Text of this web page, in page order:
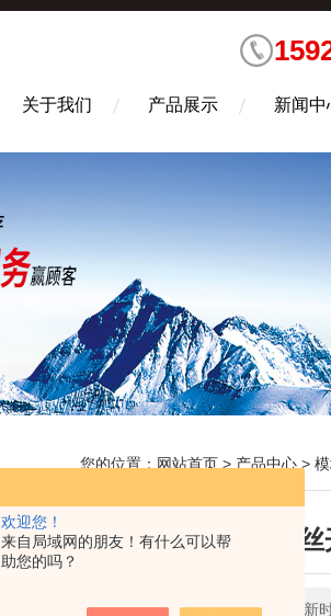
欢迎您！
来自局域网的朋友！有什么可以帮
助您的吗？
关于我们 产品展示 新闻中
您的位置： 网站首页 > 产品中心 >
熔
更新